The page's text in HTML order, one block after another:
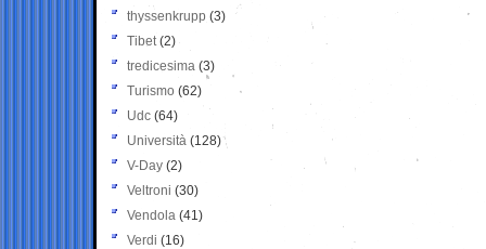
thyssenkrupp (3)
Tibet(2)
tredicesima (3)
Turismo (62)
Udc (64)
Università (128)
V-Day (2)
Veltroni (30)
Vendola (41)
Verdi (16)